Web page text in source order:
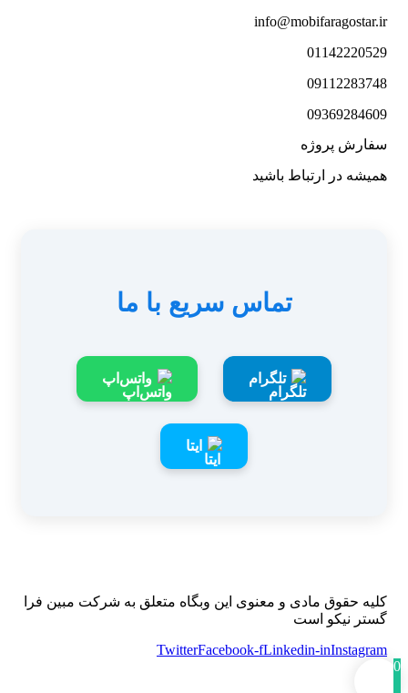
info@mobifaragostar.ir
01142220529
09112283748
09369284609
سفارش پروژه
همیشه در ارتباط باشید
تماس سریع با ما
تلگرام واتس‌اپ
ایتا
کلیه حقوق مادی و معنوی این وبگاه متعلق به شرکت مبین فرا
گستر نیکو است
TwitterFacebook-fLinkedin-inInstagram
0